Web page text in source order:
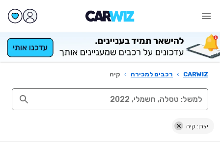
CARWIZ
› רכבים למכירה › קיה
יצרן: קיה